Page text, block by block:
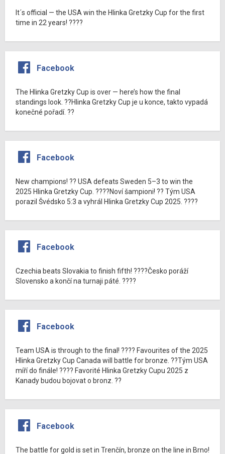
It´s official — the USA win the Hlinka Gretzky Cup for the first
time in 22 years! ????
Facebook
The Hlinka Gretzky Cup is over — here’s how the final
standings look. ??Hlinka Gretzky Cup je u konce, takto vypadá
konečné pořadí. ??
Facebook
New champions! ?? USA defeats Sweden 5–3 to win the
2025 Hlinka Gretzky Cup. ????Noví šampioni! ?? Tým USA
porazil Švédsko 5:3 a vyhrál Hlinka Gretzky Cup 2025. ????
Facebook
Czechia beats Slovakia to finish fifth! ????Česko poráží
Slovensko a končí na turnaji páté. ????
Facebook
Team USA is through to the final! ???? Favourites of the 2025
Hlinka Gretzky Cup Canada will battle for bronze. ??Tým USA
míří do finále! ???? Favorité Hlinka Gretzky Cupu 2025 z
Kanady budou bojovat o bronz. ??
Facebook
The battle for gold is set in Trenčín, bronze on the line in Brno!